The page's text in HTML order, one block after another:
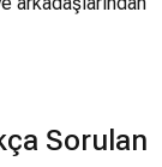
Sorulan